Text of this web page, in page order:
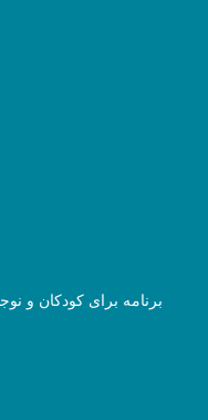
برنامه برای کودکان و